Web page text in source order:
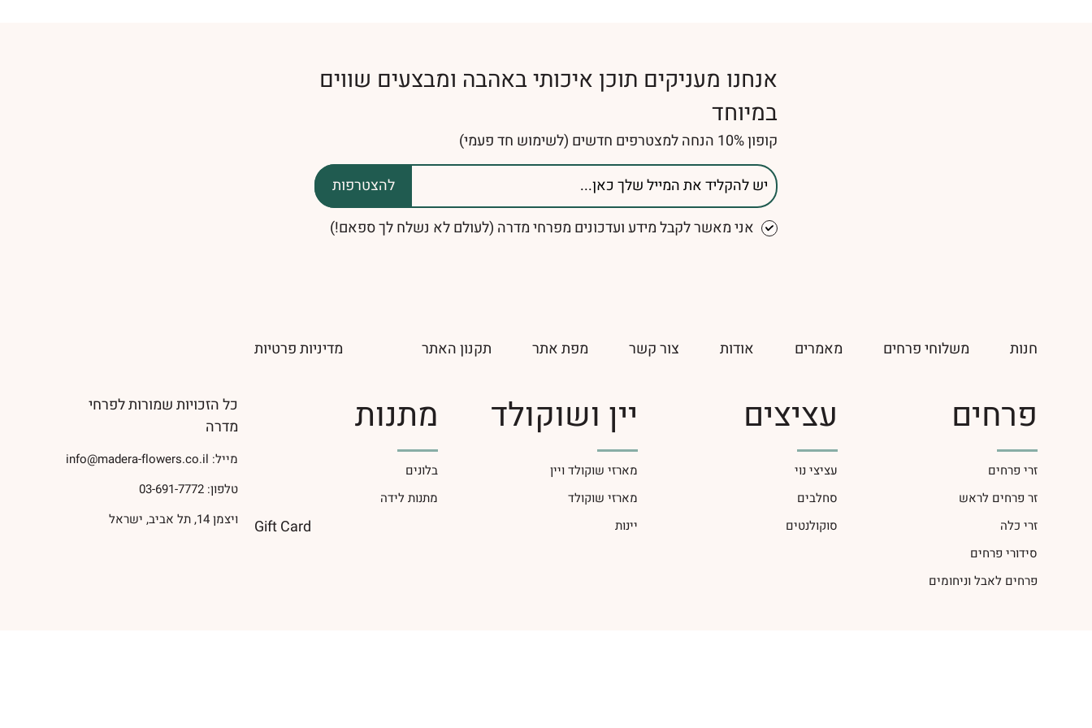
כל הזכויות שמורות לפרחי
מדרה
מייל: info@madera-flowers.co.il
טלפון: 03-691-7772
ויצמן 14, תל אביב, ישראל
מתנות
בלונים
מתנות לידה
Gift Card
יין ושוקולד
מארזי שוקולד ויין
מארזי שוקולד
יינות
עציצים
עציצי נוי
סחלבים
סוקולנטים
פרחים
זרי פרחים
זר פרחים לראש
פרחים לאבל וניחומים
סידורי פרחים
זרי כלה
מפת אתר צור קשר אודות מאמרים משלוחי פרחים תקנון האתר מדיניות פרטיות חנות
להצטרפות
אני מאשר לקבל מידע ועדכונים מפרחי מדרה (לעולם לא נשלח לך ספאם!)
אנחנו מעניקים תוכן איכותי באהבה ומבצעים שווים
במיוחד
קופון 10% הנחה למצטרפים חדשים (לשימוש חד פעמי)